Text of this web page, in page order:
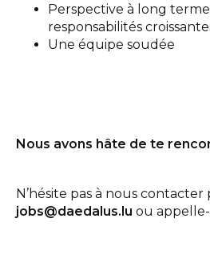
Perspective à long
responsabilités
Une équipe soudée
Nous avons hâte de te
N’hésite pas à nous contacter
jobs@daedalus.lu ou